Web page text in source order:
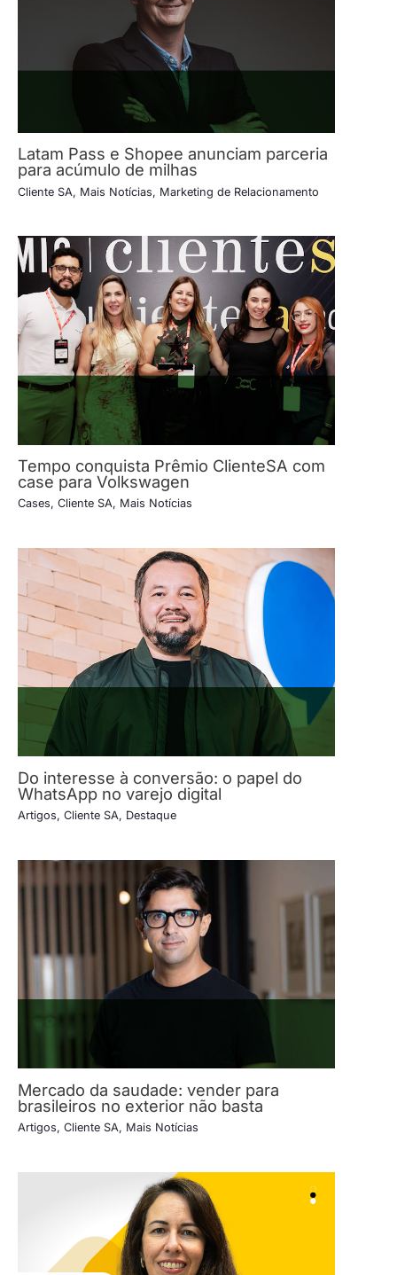
Latam Pass e Shopee anunciam parceria
para acúmulo de milhas
Cliente SA, Mais Notícias, Marketing de Relacionamento
Tempo conquista Prêmio ClienteSA com
case para Volkswagen
Cases, Cliente SA, Mais Notícias
Do interesse à conversão: o papel do
WhatsApp no varejo digital
Artigos, Cliente SA, Destaque
Mercado da saudade: vender para
brasileiros no exterior não basta
Artigos, Cliente SA, Mais Notícias